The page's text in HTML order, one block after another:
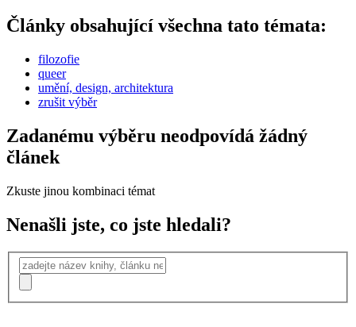
Články obsahující všechna tato témata:
filozofie
queer
umění, design, architektura
zrušit výběr
Zadanému výběru neodpovídá žádný
článek
Zkuste jinou kombinaci témat
Nenašli jste, co jste hledali?